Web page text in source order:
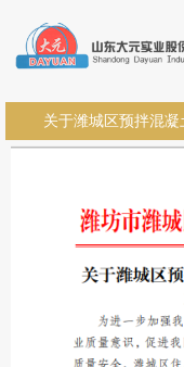
关于潍城区预拌混